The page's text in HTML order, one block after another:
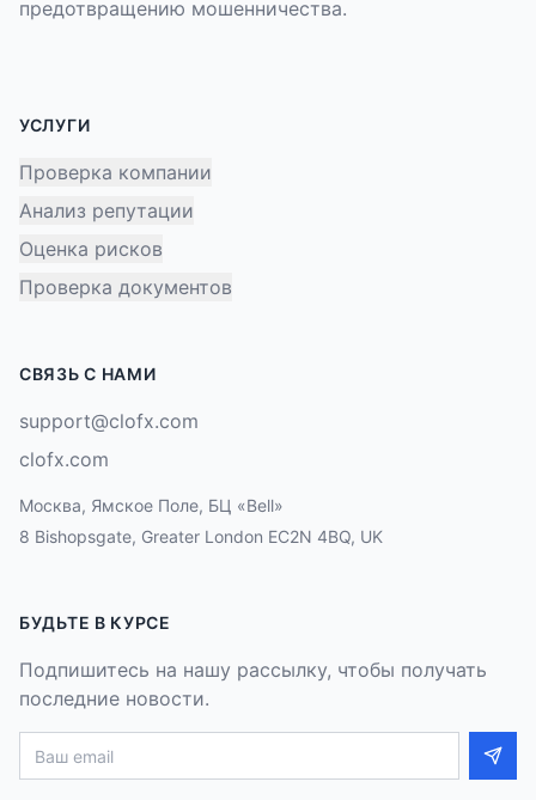
предотвращению мошенничества.
УСЛУГИ
Проверка компании
Анализ репутации
Оценка рисков
Проверка документов
СВЯЗЬ С НАМИ
support@clofx.com
clofx.com
Москва, Ямское Поле, БЦ «Bell»
8 Bishopsgate, Greater London EC2N 4BQ, UK
БУДЬТЕ В КУРСЕ
Подпишитесь на нашу рассылку, чтобы получать
последние новости.